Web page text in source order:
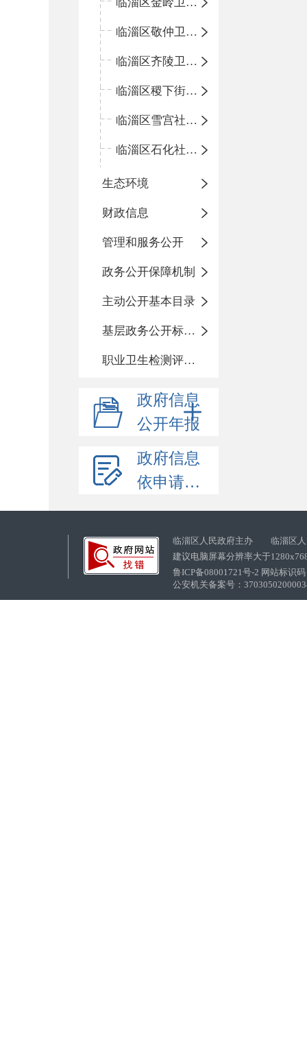
临淄区敬仲卫生院
临淄区齐陵卫生院
临淄区稷下街道淄江社区卫生服务中心
临淄区雪宫社区卫生服务中心
临淄区石化社区卫生服务中心
生态环境
财政信息
管理和服务公开
政务公开保障机制
主动公开基本目录
基层政务公开标准化目录
职业卫生检测评价信息
政府信息
公开年报
政府信息
依申请公开
临淄区人民政府主办 临淄区人
建议电脑屏幕分辨率大于
鲁ICP备08001721号-2 网站标识
公安机关备案号：